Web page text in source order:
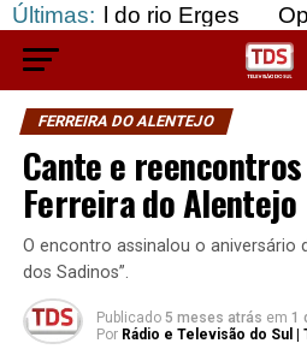
Últimas:
Erges Opinião:
FERREIRA DO ALENTEJO
Cante e
Ferreira do Alentejo
O encontro assinalou o aniversário
dos Sadinos”.
Publicado 5 meses atrás em 1
Por Rádio e Televisão do Sul |